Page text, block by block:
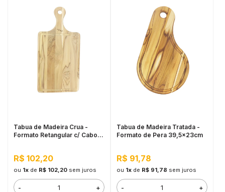
Tabua de Madeira Crua -
Formato Retangular c/ Cabo
R$ 102,20
ou 1xde R$ 102,20 sem juros
- +
Tabua de Madeira Tratada -
Formato de Pera 39,5x23cm
R$ 91,78
ou 1xde R$ 91,78 sem juros
- +